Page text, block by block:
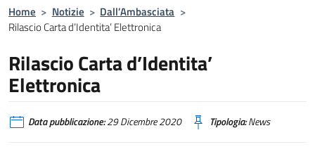
Home > Notizie > Dall’Ambasciata >
Rilascio Carta d’Identita’ Elettronica
Rilascio Carta d’Identita’
Elettronica
Data pubblicazione:29 Dicembre 2020 Tipologia:News